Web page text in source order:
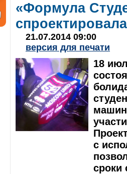
«Формула
21.07.2014 09:00
версия для печати
18
с
сроки